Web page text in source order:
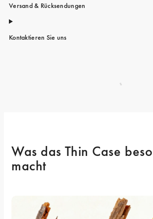
Versand & Rücksendungen
Kontaktieren Sie uns
Was das Thin Case
macht